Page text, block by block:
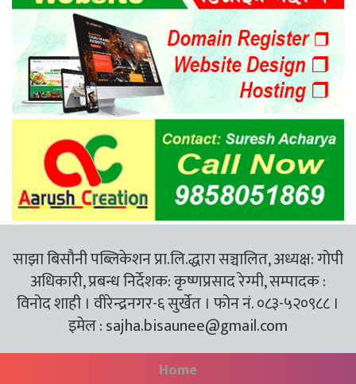
साझा बिसौनी पब्लिकेशन प्रा.लि.द्धारा सञ्चालित, अध्यक्ष: गोपी
अधिकारी, प्रबन्ध निर्देशक: कृष्णप्रसाद रेग्मी, सम्पादक :
विनोद शाही । वीरेन्द्रनगर-६ सुर्खेत । फोन नं. ०८३-५२०९८८ ।
इमेल :sajha.bisaunee@gmail.com
Home